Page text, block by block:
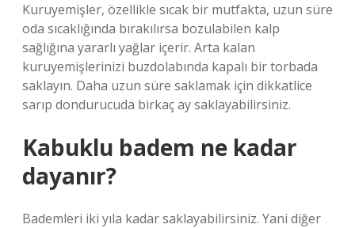
Kuruyemişler, özellikle sıcak bir mutfakta, uzun süre
oda sıcaklığında bırakılırsa bozulabilen kalp
sağlığına yararlı yağlar içerir. Arta kalan
kuruyemişlerinizi buzdolabında kapalı bir torbada
saklayın. Daha uzun süre saklamak için dikkatlice
sarıp dondurucuda birkaç ay saklayabilirsiniz.
Kabuklu badem ne kadar
dayanır?
Bademleri iki yıla kadar saklayabilirsiniz. Yani diğer